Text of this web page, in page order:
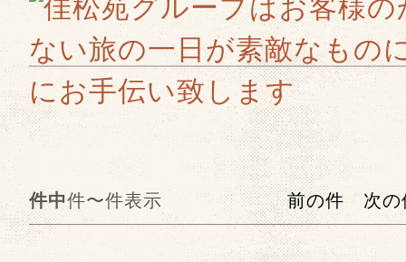
件中件〜件表示 前の件 次の